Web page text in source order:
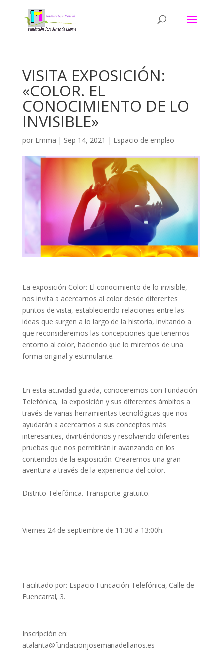
VISITA EXPOSICIÓN:
«COLOR. EL
CONOCIMIENTO DE LO
INVISIBLE»
por Emma | Sep 14, 2021 | Espacio de empleo
La exposición Color: El conocimiento de lo invisible,
nos invita a acercarnos al color desde diferentes
puntos de vista, estableciendo relaciones entre las
ideas que surgen a lo largo de la historia, invitando a
que reconsideremos las concepciones que tenemos
entorno al color, haciendo que lo miremos de una
forma original y estimulante.
En esta actividad guiada, conoceremos con Fundación
Telefónica, la exposición y sus diferentes ámbitos a
través de varias herramientas tecnológicas que nos
ayudarán a acercarnos a sus conceptos más
interesantes, divirtiéndonos y resolviendo diferentes
pruebas que nos permitirán ir avanzando en los
contenidos de la exposición. Crearemos una gran
aventura a través de la experiencia del color.
Distrito Telefónica. Transporte gratuito.
Viernes 24 de septiembre de 11:30 a 13:00h.
Facilitado por: Espacio Fundación Telefónica, Calle de
Fuencarral, 3.
Inscripción en:
atalanta@fundacionjosemariadellanos.es